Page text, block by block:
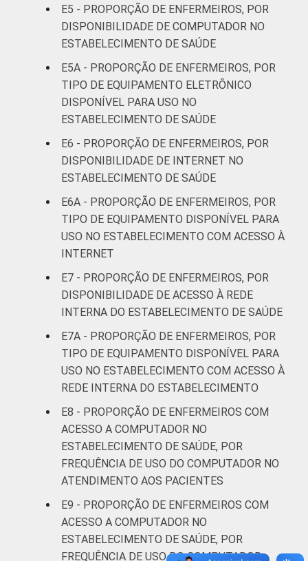
41 anos ou
mais
LOCALIZAÇÃO Capital 93
computador no estabelecimento de saúde.
Respostas estimuladas. Cada item
apresentado se refere apenas aos
resultados da alternativa sim. Dados
coletados entre novembro de 2015 e junho
de 2016.
equipamentos: computador de mesa,
notebook, netbook e tablet.
E5 - PROPORÇÃO DE ENFERMEIROS, POR
DISPONIBILIDADE DE COMPUTADOR NO
ESTABELECIMENTO DE SAÚDE
E5A - PROPORÇÃO DE ENFERMEIROS, POR
TIPO DE EQUIPAMENTO ELETRÔNICO
DISPONÍVEL PARA USO NO
ESTABELECIMENTO DE SAÚDE
E6 - PROPORÇÃO DE ENFERMEIROS, POR
DISPONIBILIDADE DE INTERNET NO
ESTABELECIMENTO DE SAÚDE
E6A - PROPORÇÃO DE ENFERMEIROS, POR
TIPO DE EQUIPAMENTO DISPONÍVEL PARA
USO NO ESTABELECIMENTO COM ACESSO À
INTERNET
E7 - PROPORÇÃO DE ENFERMEIROS, POR
DISPONIBILIDADE DE ACESSO À REDE
INTERNA DO ESTABELECIMENTO DE SAÚDE
E7A - PROPORÇÃO DE ENFERMEIROS, POR
TIPO DE EQUIPAMENTO DISPONÍVEL PARA
USO NO ESTABELECIMENTO COM ACESSO À
REDE INTERNA DO ESTABELECIMENTO
E8 - PROPORÇÃO DE ENFERMEIROS COM
ACESSO A COMPUTADOR NO
ESTABELECIMENTO DE SAÚDE, POR
FREQUÊNCIA DE USO DO COMPUTADOR NO
ATENDIMENTO AOS PACIENTES
E9 - PROPORÇÃO DE ENFERMEIROS COM
ACESSO A COMPUTADOR NO
ESTABELECIMENTO DE SAÚDE, POR
FREQUÊNCIA DE USO DO COMPUTADOR